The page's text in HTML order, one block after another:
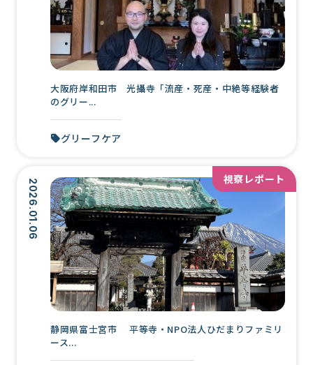
大阪府岸和田市 光攝寺「流産・死産・中絶等経験者
のグリー...
グリーフケア
2026.01.06 視察レポート
静岡県富士宮市 平等寺・NPO法人ひだまりファミリ
ース...